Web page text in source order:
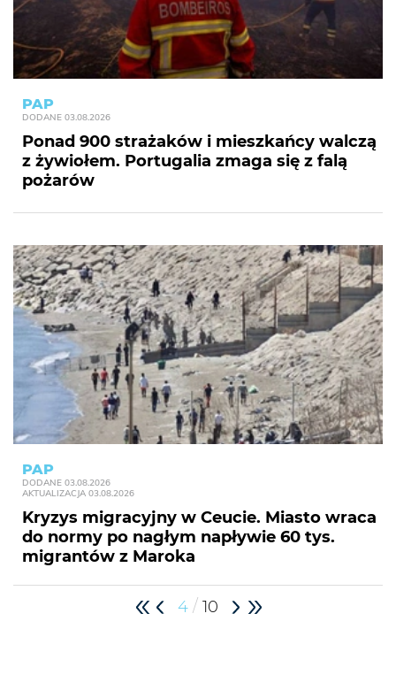
PAP
DODANE 03.08.2026
Ponad 900 strażaków i mieszkańcy walczą
z żywiołem. Portugalia zmaga się z falą
pożarów
PAP
DODANE 03.08.2026
AKTUALIZACJA 03.08.2026
Kryzys migracyjny w Ceucie. Miasto wraca
do normy po nagłym napływie 60 tys.
migrantów z Maroka
4 / 10